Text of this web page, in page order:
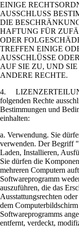
EINIGE
AUSSCHLUSS
DIE
HAFTUNG FÜR
ODER
TREFFEN EINIGE
AUSSCHLÜSSE
AUF SIE ZU, UND
ANDERE RECHTE.
4.
folgenden Rechte
Bestimmungen und
einhalten:
a. Verwendung. Sie
verwenden. Der Begriff
Laden, Installieren,
Sie dürfen die
mehreren Computern
Softwareprogramm
auszuführen, die das
Ausstattungsrechten
dem
Softwareprogramms
entfernt, verdeckt,